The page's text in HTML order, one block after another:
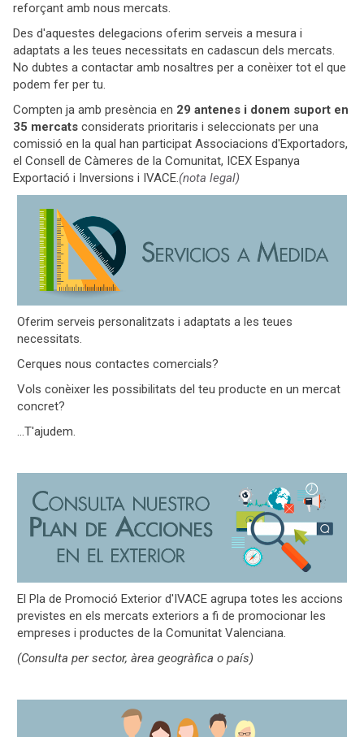
reforçant amb nous mercats.
Des d'aquestes delegacions oferim serveis a mesura i
adaptats a les teues necessitats en cadascun dels mercats.
No dubtes a contactar amb nosaltres per a conèixer tot el que
podem fer per tu.
Compten ja amb presència en 29 antenes i donem suport en
35 mercats considerats prioritaris i seleccionats per una
comissió en la qual han participat Associacions d'Exportadors,
el Consell de Càmeres de la Comunitat, ICEX Espanya
Exportació i Inversions i IVACE.(nota legal)
Oferim serveis personalitzats i adaptats a les teues
necessitats.
Cerques nous contactes comercials?
Vols conèixer les possibilitats del teu producte en un mercat
concret?
...T'ajudem.
El Pla de Promoció Exterior d'IVACE agrupa totes les accions
previstes en els mercats exteriors a fi de promocionar les
empreses i productes de la Comunitat Valenciana.
(Consulta per sector, àrea geogràfica o país)